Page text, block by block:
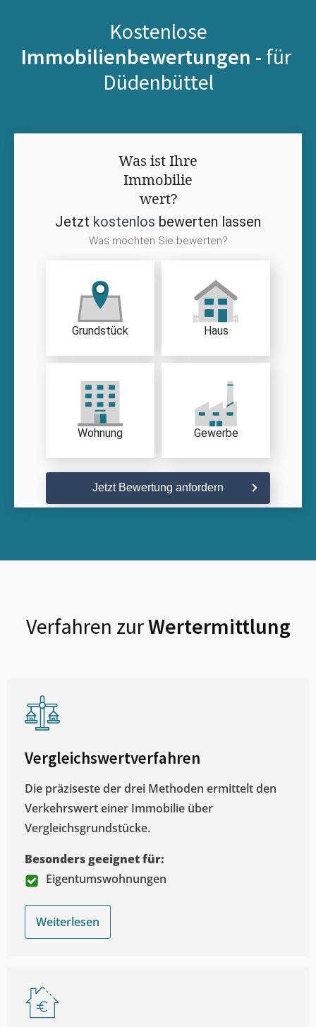
Kostenlose
Immobilienbewertungen - für
Düdenbüttel
Was ist Ihre
Immobilie
wert?
Jetzt kostenlos bewerten lassen
Was möchten Sie bewerten?
Grundstück Haus
Wohnung Gewerbe
Jetzt Bewertung anfordern
Verfahren zurWertermittlung
Vergleichswertverfahren
Die präziseste der drei Methoden ermittelt den
Verkehrswert einer Immobilie über
Vergleichsgrundstücke.
Besonders geeignet für:
Eigentumswohnungen
Weiterlesen